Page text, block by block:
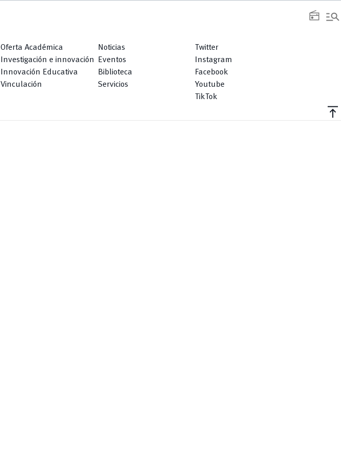
radio manage_search
Oferta Académica
Investigación e innovación
Innovación Educativa
Vinculación
Noticias
Eventos
Biblioteca
Servicios
Twitter
Instagram
Facebook
Youtube
TikTok
vertical_align_top